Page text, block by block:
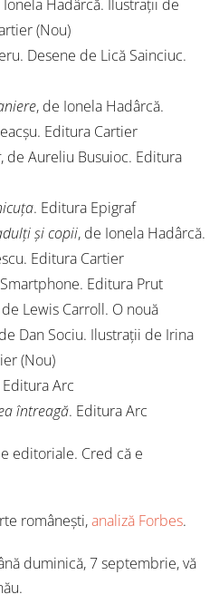
Ionela Hadârcă. Ilustrații de
(Nou)
Desene de Lică Sainciuc.
, de Ionela Hadârcă.
Editura Cartier
, de Aureliu Busuioc. Editura
. Editura Epigraf
și copii, de Ionela Hadârcă.
Editura Cartier
Editura Prut
de Lewis Carroll. O nouă
Dan Sociu. Ilustrații de Irina
(Nou)
Editura Arc
întreagă. Editura Arc
editoriale. Cred că e
românești,analiză Forbes.
duminică, 7 septembrie, vă